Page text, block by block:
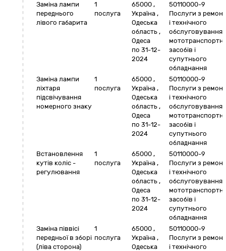
Заміна лампи
переднього
лівого габарита
1
послуга
65000 ,
Україна ,
Одеська
область ,
Одеса
по 31-12-
2024
50110000-9
Послуги з
і технічного
обслуговування
засобів і
супутнього
обладнання
Заміна лампи
ліхтаря
підсвічування
номерного знаку
1
послуга
65000 ,
Україна ,
Одеська
область ,
Одеса
по 31-12-
2024
50110000-9
Послуги з
і технічного
обслуговування
засобів і
супутнього
обладнання
Встановлення
кутів коліс -
регулювання
1
послуга
65000 ,
Україна ,
Одеська
область ,
Одеса
по 31-12-
2024
50110000-9
Послуги з
і технічного
обслуговування
засобів і
супутнього
обладнання
Заміна піввісі
передньої в зборі
(ліва сторона)
1
послуга
65000 ,
Україна ,
Одеська
50110000-9
Послуги з
і технічного